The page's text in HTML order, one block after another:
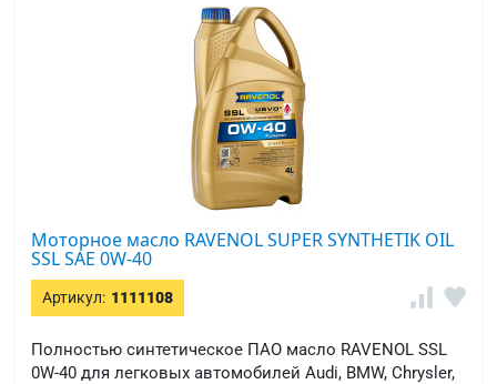
Моторное масло RAVENOL SUPER SYNTHETIK OIL
SSL SAE 0W-40
Артикул: 1111108
Полностью синтетическое ПАО масло RAVENOL SSL
0W-40 для легковых автомобилей Audi, BMW, Chrysler,